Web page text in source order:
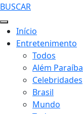
BUSCAR
Início
Entretenimento
Todos
Além Paraíba
Celebridades
Brasil
Mundo